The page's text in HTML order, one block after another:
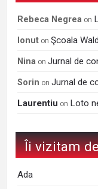
Rebeca Negrea on
Ionut onŞcoala
Nina onJurnal de
Sorin onJurnal de
Laurentiu on Loto
Îi vizitam
Ada